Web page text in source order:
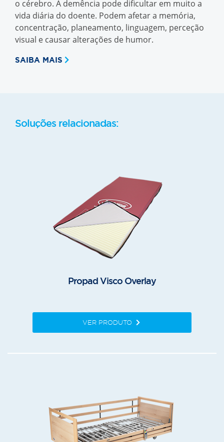
o cérebro. A demência pode dificultar em muito a
vida diária do doente. Podem afetar a memória,
concentração, planeamento, linguagem, perceção
visual e causar alterações de humor.
SAIBA MAIS
Soluções relacionadas:
Propad Visco Overlay
VER PRODUTO